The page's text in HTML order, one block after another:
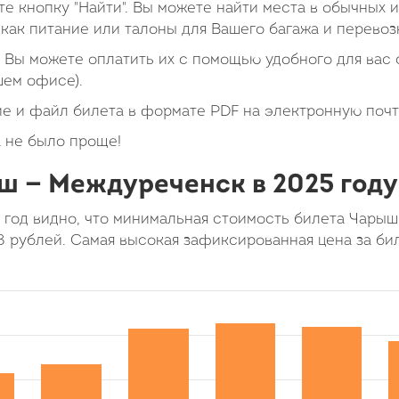
кнопку "Найти". Вы можете найти места в обычных
питание или талоны для Вашего багажа и
можете оплатить их с помощью удобного для вас
офисе).
и файл билета в формате PDF на электронную
не было проще!
— Междуреченск в 2025 году
видно, что минимальная стоимость билета
рублей. Самая высокая зафиксированная цена за